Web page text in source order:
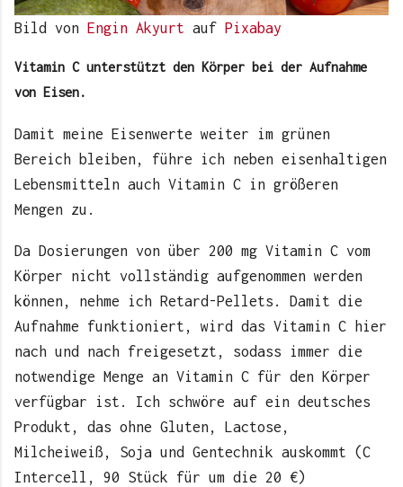
Bild von Engin Akyurt auf Pixabay
Vitamin C unterstützt den Körper bei der Aufnahme
von Eisen.
Damit meine Eisenwerte weiter im grünen
Bereich bleiben, führe ich neben eisenhaltigen
Lebensmitteln auch Vitamin C in größeren
Mengen zu.
Da Dosierungen von über 200 mg Vitamin C vom
Körper nicht vollständig aufgenommen werden
können, nehme ich Retard-Pellets. Damit die
Aufnahme funktioniert, wird das Vitamin C hier
nach und nach freigesetzt, sodass immer die
notwendige Menge an Vitamin C für den Körper
verfügbar ist. Ich schwöre auf ein deutsches
Produkt, das ohne Gluten, Lactose,
Milcheiweiß, Soja und Gentechnik auskommt (C
Intercell, 90 Stück für um die 20 €)